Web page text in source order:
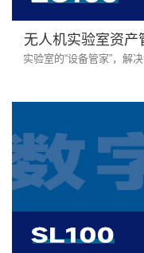
无人机实验室资产
实验室的“设备管家”，解